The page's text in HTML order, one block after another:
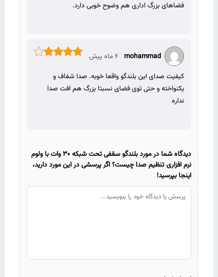
فضاهای بزرگ اداری هم وضوح خوبی دارد.
mohammad
6 ماه پیش
کیفیت صدای این بلندگو واقعا خوبه. صدا شفاف و
یکنواخته و حتی توی فضای نسبتا بزرگ هم افت صدا
نداره
دیدگاه شما در مورد بلندگو سقفی تحت شبکه 30 وات با ولوم
نرم افزاری تنظیم صدا چیست؟ اگر پرسشی در این مورد دارید،
اینجا بپرسید!